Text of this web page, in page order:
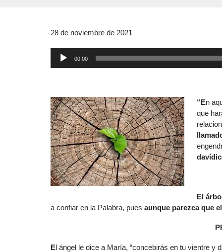
28 de noviembre de 2021
00:00
“En
que
El
a confiar en la Palabra, pues aunque parezca que
El ángel le dice a María, “concebirás en tu vientre y